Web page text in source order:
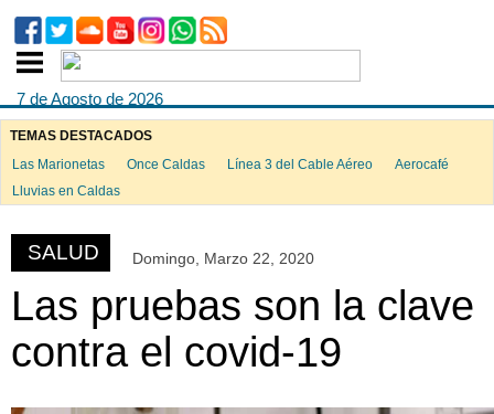
7 de Agosto de 2026
TEMAS DESTACADOS
Las Marionetas
Once Caldas Línea 3 del Cable Aéreo
Aerocafé
Lluvias en Caldas
SALUD Domingo, Marzo 22, 2020
Las pruebas son la clave
contra el covid-19